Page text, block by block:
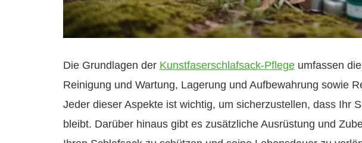
Die Grundlagen der Kunstfaserschlafsack-Pflegeumfassen
Reinigung und Wartung, Lagerung und Aufbewahrung sowie
Jeder dieser Aspekte ist wichtig, um sicherzustellen, dass Ihr
bleibt. Darüber hinaus gibt es zusätzliche Ausrüstung und